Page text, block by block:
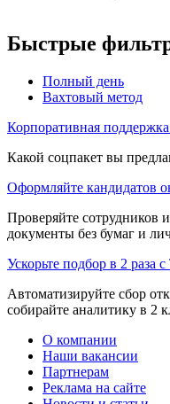
Быстрые
Полный день
Вахтовый метод
Корпоративная
Какой соцпакет вы
Оформляйте кандидатов
Проверяйте сотрудников
документы без бумаг и
Ускорьте подбор в 2 раза
Автоматизируйте сбор
собирайте аналитику в 2
О компании
Наши вакансии
Партнерам
Реклама на сайте